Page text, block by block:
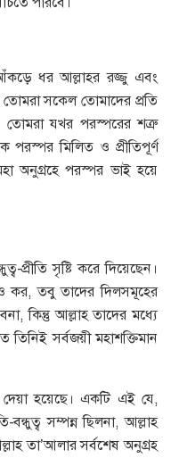
ধর আল্লাহর রজ্জু এবং
তোমরা সকেল তোমাদের প্রতি
তোমরা যখর পরস্পরের শত্রু
পরস্পর মিলিত ও প্রীতিপূর্ণ
অনুগ্রহে পরস্পর ভাই হয়ে
প্রীতি সৃষ্টি করে দিয়েছেন।
কর, তবু তাদের দিলসমূহের
কিন্তু আল্লাহ তাদের মধ্যে
তিনিই সর্বজয়ী মহাশক্তিমান
হয়েছে। একটি এই যে,
সম্পন্ন ছিলনা, আল্লাহ
তা’আলার সর্বশেষ অনুগ্রহ